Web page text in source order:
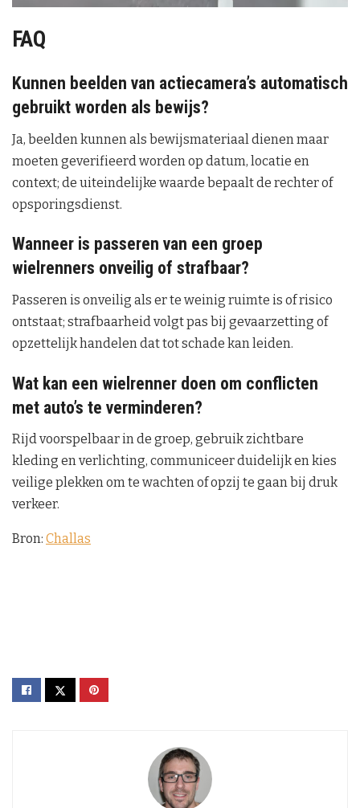
V
i
d
e
FAQ
Kunnen beelden van actiecamera’s automatisch
gebruikt worden als bewijs?
Ja, beelden kunnen als bewijsmateriaal dienen maar
moeten geverifieerd worden op datum, locatie en
context; de uiteindelijke waarde bepaalt de rechter of
opsporingsdienst.
Wanneer is passeren van een groep
wielrenners onveilig of strafbaar?
Passeren is onveilig als er te weinig ruimte is of risico
ontstaat; strafbaarheid volgt pas bij gevaarzetting of
opzettelijk handelen dat tot schade kan leiden.
Wat kan een wielrenner doen om conflicten
met auto’s te verminderen?
Rijd voorspelbaar in de groep, gebruik zichtbare
kleding en verlichting, communiceer duidelijk en kies
veilige plekken om te wachten of opzij te gaan bij druk
verkeer.
Bron: Challas